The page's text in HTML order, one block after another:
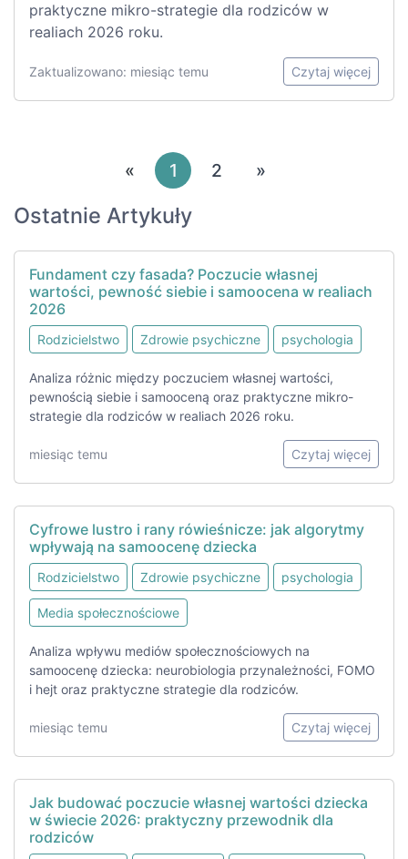
praktyczne mikro-strategie dla rodziców w
realiach 2026 roku.
Zaktualizowano: miesiąc temu Czytaj więcej
« 1 2 »
Ostatnie Artykuły
Fundament czy fasada? Poczucie własnej
wartości, pewność siebie i samoocena w realiach
2026
Rodzicielstwo Zdrowie psychiczne psychologia
Analiza różnic między poczuciem własnej wartości,
pewnością siebie i samooceną oraz praktyczne mikro-
strategie dla rodziców w realiach 2026 roku.
miesiąc temu Czytaj więcej
Cyfrowe lustro i rany rówieśnicze: jak algorytmy
wpływają na samoocenę dziecka
Rodzicielstwo Zdrowie psychiczne psychologia
Media społecznościowe
Analiza wpływu mediów społecznościowych na
samoocenę dziecka: neurobiologia przynależności, FOMO
i hejt oraz praktyczne strategie dla rodziców.
miesiąc temu Czytaj więcej
Jak budować poczucie własnej wartości dziecka
w świecie 2026: praktyczny przewodnik dla
rodziców